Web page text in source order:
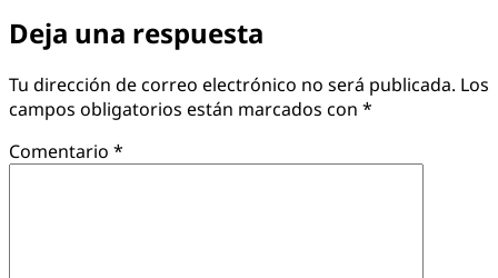
Deja una respuesta
Tu dirección de correo electrónico no será publicada. Los
campos obligatorios están marcados con *
Comentario *